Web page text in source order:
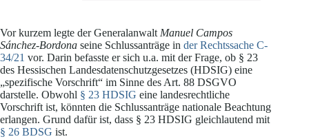
Vor kurzem legte der Generalanwalt Manuel Campos
Sánchez-Bordona seine Schlussanträge in der Rechtssache C-
34/21 vor. Darin befasste er sich u.a. mit der Frage, ob § 23
des Hessischen Landesdatenschutzgesetzes (HDSIG) eine
„spezifische Vorschrift“ im Sinne des Art. 88 DSGVO
darstelle. Obwohl § 23 HDSIG eine landesrechtliche
Vorschrift ist, könnten die Schlussanträge nationale Beachtung
erlangen. Grund dafür ist, dass § 23 HDSIG gleichlautend mit
§ 26 BDSG ist.